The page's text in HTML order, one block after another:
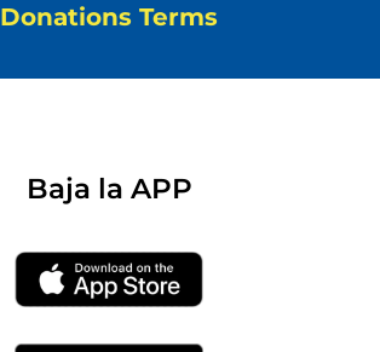
Donations Terms
Baja la APP